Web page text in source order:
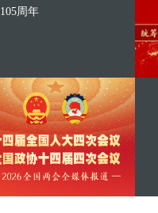
105周年